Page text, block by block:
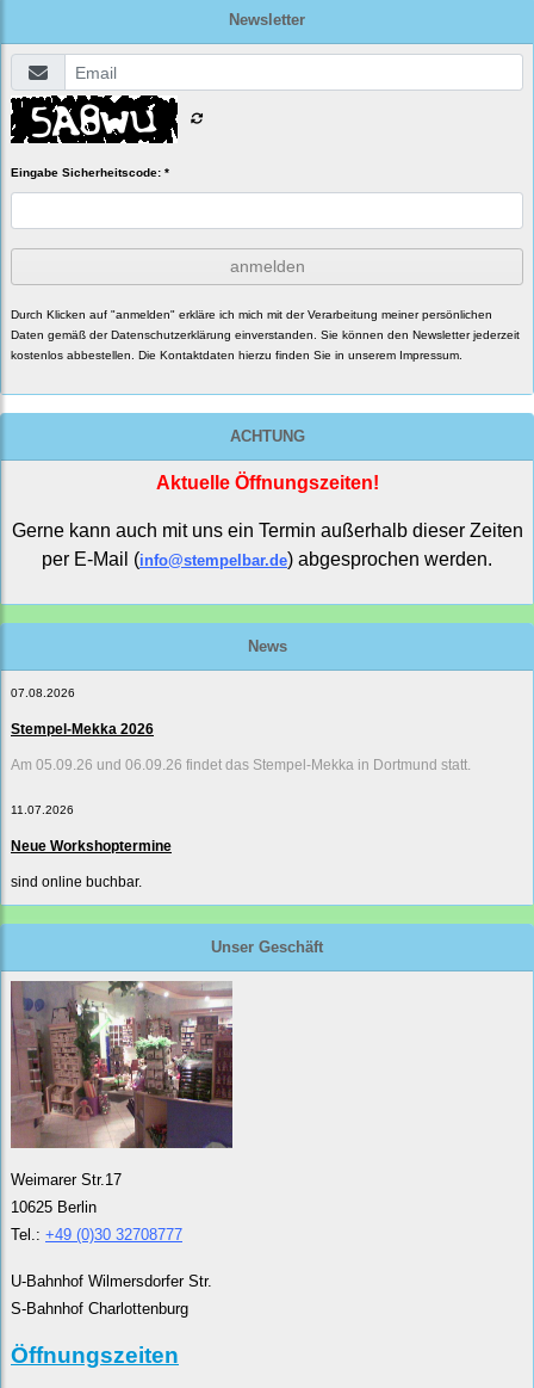
Newsletter
Eingabe Sicherheitscode: *
anmelden
Durch Klicken auf "anmelden" erkläre ich mich mit der Verarbeitung meiner persönlichen
Daten gemäß der Datenschutzerklärung einverstanden. Sie können den Newsletter jederzeit
kostenlos abbestellen. Die Kontaktdaten hierzu finden Sie in unserem Impressum.
ACHTUNG
Aktuelle Öffnungszeiten!
Gerne kann auch mit uns ein Termin außerhalb dieser Zeiten
per E-Mail (info@stempelbar.de) abgesprochen werden.
News
07.08.2026
Stempel-Mekka 2026
Am 05.09.26 und 06.09.26 findet das Stempel-Mekka in Dortmund statt.
11.07.2026
Neue Workshoptermine
sind online buchbar.
Unser Geschäft
Weimarer Str.17
10625 Berlin
Tel.: +49 (0)30 32708777
U-Bahnhof Wilmersdorfer Str.
S-Bahnhof Charlottenburg
Öffnungszeiten